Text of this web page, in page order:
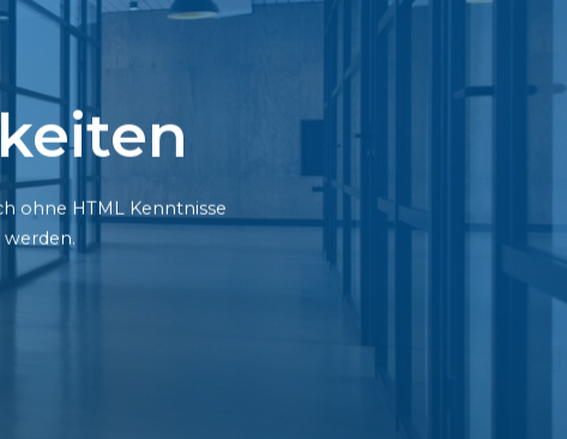
ohne HTML Kenntnisse